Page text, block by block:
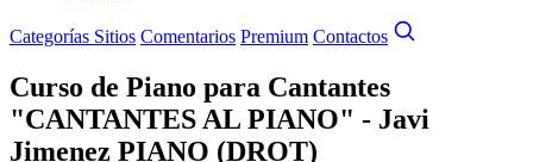
Categorías Sitios Comentarios Premium Contactos
Curso de Piano para Cantantes
"CANTANTES AL PIANO" - Javi
Jimenez PIANO (DROT)